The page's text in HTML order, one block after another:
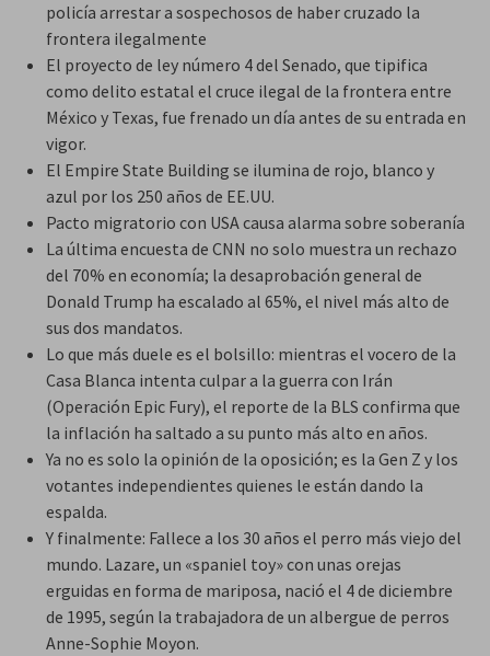
policía arrestar a sospechosos de haber cruzado la
frontera ilegalmente
El proyecto de ley número 4 del Senado, que tipifica
como delito estatal el cruce ilegal de la frontera entre
México y Texas, fue frenado un día antes de su entrada en
vigor.
El Empire State Building se ilumina de rojo, blanco y
azul por los 250 años de EE.UU.
Pacto migratorio con USA causa alarma sobre soberanía
La última encuesta de CNN no solo muestra un rechazo
del 70% en economía; la desaprobación general de
Donald Trump ha escalado al 65%, el nivel más alto de
sus dos mandatos.
Lo que más duele es el bolsillo: mientras el vocero de la
Casa Blanca intenta culpar a la guerra con Irán
(Operación Epic Fury), el reporte de la BLS confirma que
la inflación ha saltado a su punto más alto en años.
Ya no es solo la opinión de la oposición; es la Gen Z y los
votantes independientes quienes le están dando la
espalda.
Y finalmente: Fallece a los 30 años el perro más viejo del
mundo. Lazare, un «spaniel toy» con unas orejas
erguidas en forma de mariposa, nació el 4 de diciembre
de 1995, según la trabajadora de un albergue de perros
Anne-Sophie Moyon.